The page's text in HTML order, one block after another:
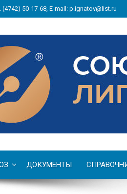
(4742) 50-17-68, E-mail: p.ignatov@list.ru
ДОКУМЕНТЫ